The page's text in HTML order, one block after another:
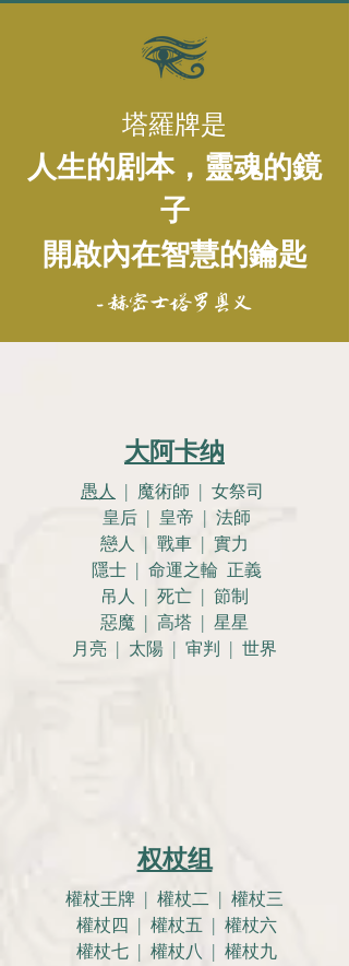
塔羅牌是
人生的剧本，靈魂的鏡
子
開啟內在智慧的鑰匙
- 赫密士塔罗奥义
大阿卡纳
愚人 | 魔術師 | 女祭司
皇后 | 皇帝 | 法師
戀人 | 戰車 | 實力
隱士 | 命運之輪 正義
吊人 | 死亡 | 節制
惡魔 | 高塔 | 星星
月亮 | 太陽 | 审判 | 世界
权杖组
權杖王牌 | 權杖二 | 權杖三
權杖四 | 權杖五 | 權杖六
權杖七 | 權杖八 | 權杖九